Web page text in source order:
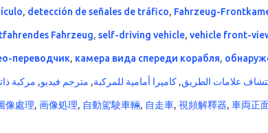
, detección de señales de tráfico, Fahrzeug-
Fahrzeug,self-driving vehicle,vehicle front-
переводчик, камера вида спереди корабля,
علامات الطريق, كاميرا أمامية للمركبة, مترجم فيديو, مركبة
像處理,画像処理, 自動駕駛車輛, 自走車,視頻解釋器,車両正